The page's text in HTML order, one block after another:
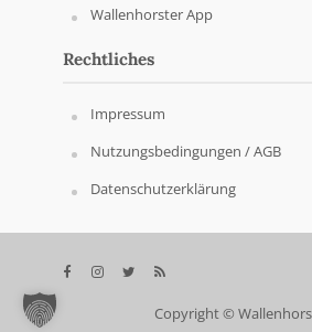
Wallenhorster App
Rechtliches
Impressum
Nutzungsbedingungen / AGB
Datenschutzerklärung
Copyright ©